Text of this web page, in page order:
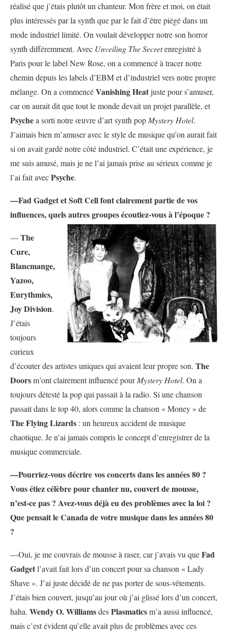
réalisé que j’étais plutôt un chanteur. Mon frère et moi, on était
plus intéressés par la synth que par le fait d’être piégé dans un
mode industriel limité. On voulait développer notre son horror
synth différemment. Avec Unveiling The Secretenregistré à
Paris pour le label New Rose, on a commencé à tracer notre
chemin depuis les labels d’EBM et d’industriel vers notre propre
mélange. On a commencéVanishing Heatjuste pour s’amuser,
car on aurait dit que tout le monde devait un projet parallèle, et
Psychea sorti notre œuvre d’art synth pop Mystery Hotel.
J’aimais bien m’amuser avec le style de musique qu’on aurait fait
si on avait gardé notre côté industriel. C’était une expérience, je
me suis amusé, mais je ne l’ai jamais prise au sérieux comme je
l’ai fait avecPsyche.
—Fad Gadget et Soft Cell font clairement partie de vos
influences, quels autres groupes écoutiez-vous à l’époque ?
—The
Cure,
Blancmange,
Yazoo,
Eurythmics,
Joy Division.
J’étais
toujours
curieux
d’écouter des artistes uniques qui avaient leur propre son. The
Doorsm’ont clairement influencé pourMystery Hotel. On a
toujours détesté la pop qui passait à la radio. Si une chanson
passait dans le top 40, alors comme la chanson « Money » de
The Flying Lizards : un heureux accident de musique
chaotique. Je n’ai jamais compris le concept d’enregistrer de la
musique commerciale.
—Pourriez-vous décrire vos concerts dans les années 80 ?
Vous étiez célèbre pour chanter nu, couvert de mousse,
n’est-ce pas ? Avez-vous déjà eu des problèmes avec la loi ?
Que pensait le Canada de votre musique dans les années 80
?
—Oui, je me couvrais de mousse à raser, car j’avais vu queFad
Gadgetl’avait fait lors d’un concert pour sa chanson « Lady
Shave ». J’ai juste décidé de ne pas porter de sous-vêtements.
J’étais bien couvert, jusqu’au jour où j’ai glissé lors d’un concert,
haha. Wendy O. WilliamsdesPlasmaticsm’a aussi influencé,
mais c’est évident qu’elle avait plus de problèmes avec ces